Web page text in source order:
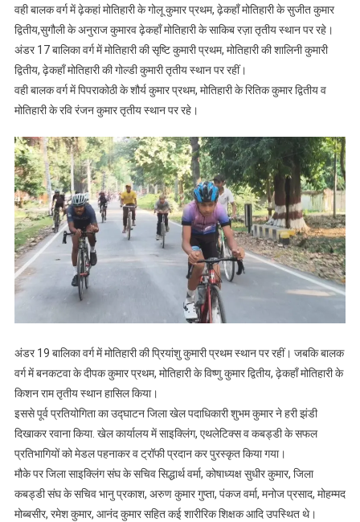
वही बालक वर्ग में ढ़ेकहां मोतिहारी के गोलू कुमार प्रथम, ढ़ेकहाँ मोतिहारी के सुजीत कुमार
द्वितीय,सुगौली के अनुराज कुमारव ढ़ेकहाँ मोतिहारी के साकिब रज़ा तृतीय स्थान पर रहे।
अंडर 17 बालिका वर्ग में मोतिहारी की सृष्टि कुमारी प्रथम, मोतिहारी की शालिनी कुमारी
द्वितीय, ढ़ेकहाँ मोतिहारी की गोल्डी कुमारी तृतीय स्थान पर रहीं।
वही बालक वर्ग में पिपराकोठी के शौर्य कुमार प्रथम, मोतिहारी के रितिक कुमार द्वितीय व
मोतिहारी के रवि रंजन कुमार तृतीय स्थान पर रहे।
अंडर 19 बालिका वर्ग में मोतिहारी की प्रियांशु कुमारी प्रथम स्थान पर रहीं। जबकि बालक
वर्ग में बनकटवा के दीपक कुमार प्रथम, मोतिहारी के विष्णु कुमार द्वितीय, ढ़ेकहाँ मोतिहारी के
किशन राम तृतीय स्थान हासिल किया।
इससे पूर्व प्रतियोगिता का उद्घाटन जिला खेल पदाधिकारी शुभम कुमार ने हरी झंडी
दिखाकर रवाना किया. खेल कार्यालय में साइक्लिंग, एथलेटिक्स व कबड्डी के सफल
प्रतिभागियों को मेडल पहनाकर व ट्रॉफी प्रदान कर पुरस्कृत किया गया।
मौके पर जिला साइक्लिंग संघ के सचिव सिद्धार्थ वर्मा, कोषाध्यक्ष सुधीर कुमार, जिला
कबड्डी संघ के सचिव भानु प्रकाश, अरुण कुमार गुप्ता, पंकज वर्मा, मनोज प्रसाद, मोहम्मद
मोब्बसीर, रमेश कुमार, आनंद कुमार सहित कई शारीरिक शिक्षक आदि उपस्थित थे।